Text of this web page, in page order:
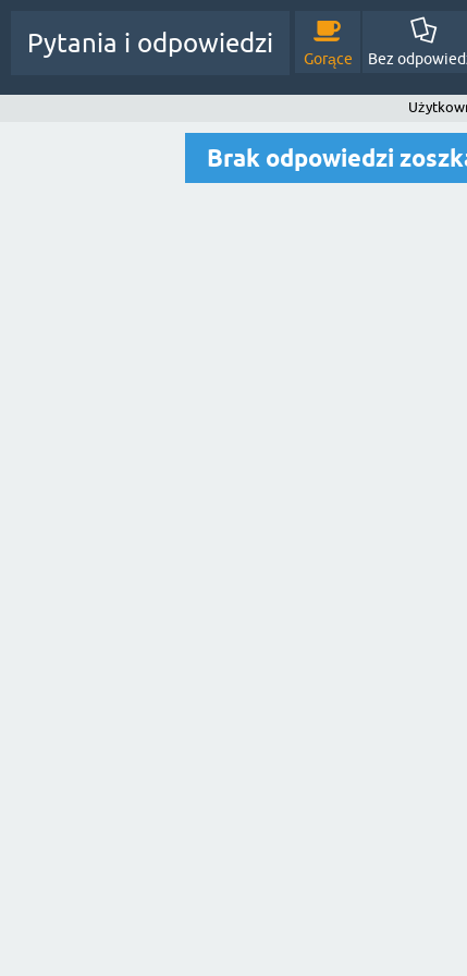
Pytania i odpowiedzi
Gorące Bez
Brak odpowiedzi